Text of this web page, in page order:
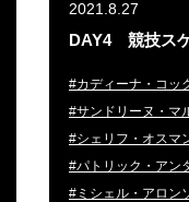
2021.8.27
DAY4 競技ス
#カディーナ・コッ
#サンドリーヌ・マ
#シェリフ・オスマ
#パトリック・アン
#ミシェル・アロン